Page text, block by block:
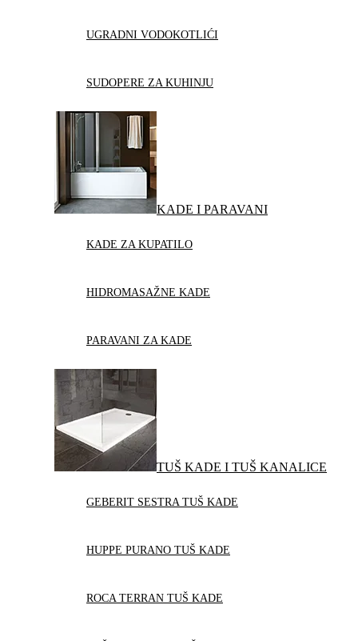
UGRADNI VODOKOTLIĆI
SUDOPERE ZA KUHINJU
KADE I PARAVANI
KADE ZA KUPATILO
HIDROMASAŽNE KADE
PARAVANI ZA KADE
TUŠ KADE I TUŠ KANALICE
GEBERIT SESTRA TUŠ KADE
HUPPE PURANO TUŠ KADE
ROCA TERRAN TUŠ KADE